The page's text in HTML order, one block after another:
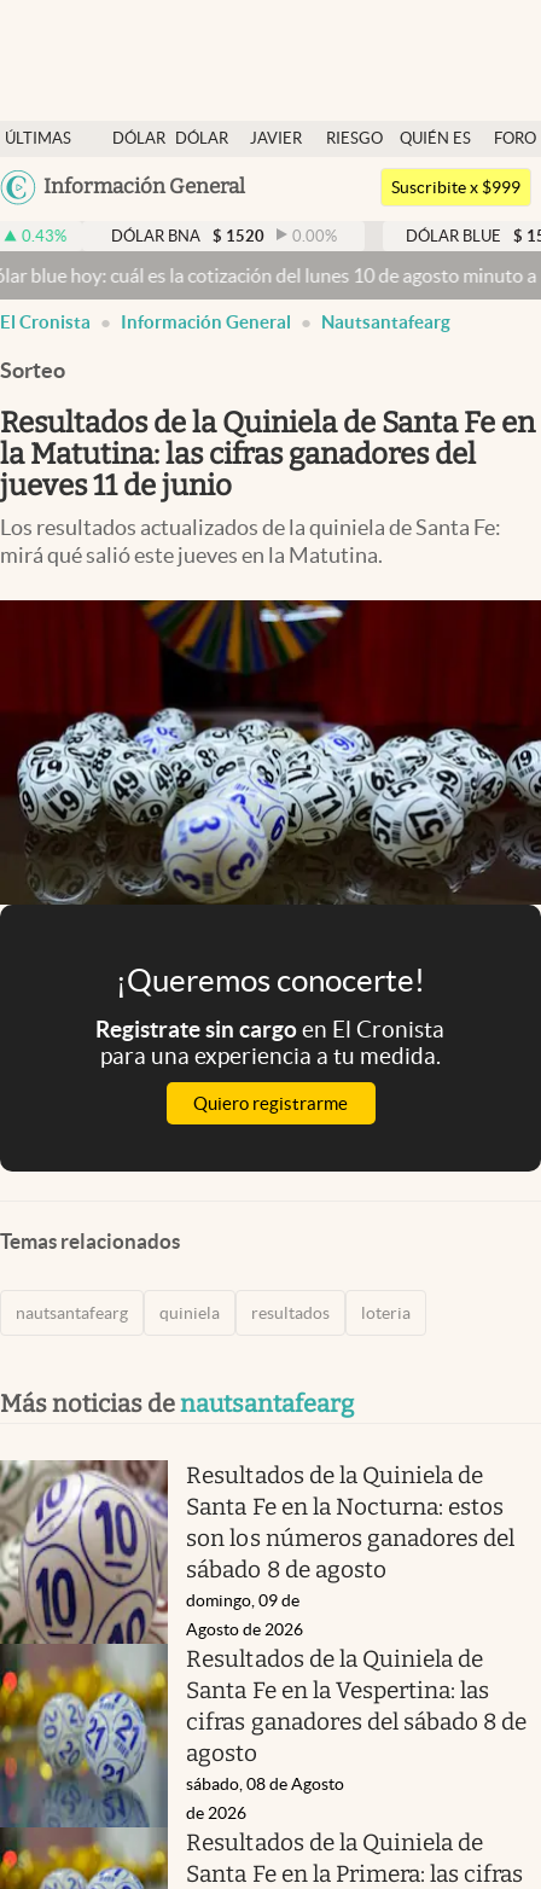
ÚLTIMAS
NOTICIAS
DÓLAR
DÓLAR
JAVIER
RIESGO
QUIÉN ES
QUIÉN
FORO
Argentina
México
Colombia
Información General
Dólar
Members
Economía y Política
Finanzas y Mercados
Mercados Online
Negocios
Columnistas
Otras secciones
Infotechnology
Clase
Eventos Corporativos
El Cronista Studio
Mediakit
abre en nueva pestaña
Argentina
Suscribite x $999
DÓLAR BNA $ 1520 0.00% DÓLAR BLUE $ 1525 -0.33
cuál es la cotización del lunes 10 de agosto minuto a minuto
El Cronista Información General Nautsantafearg
Sorteo
Resultados de la Quiniela de Santa Fe en
la Matutina: las cifras ganadores del
jueves 11 de junio
Los resultados actualizados de la quiniela de Santa Fe:
mirá qué salió este jueves en la Matutina.
¡Queremos conocerte!
Registrate sin cargoen El Cronista
para una experiencia a tu medida.
Quiero registrarme
Temas relacionados
nautsantafearg quiniela resultados loteria
Más noticias denautsantafearg
Resultados de la Quiniela de
Santa Fe en la Nocturna: estos
son los números ganadores del
sábado 8 de agosto
domingo, 09 de
Agosto de 2026
Resultados de la Quiniela de
Santa Fe en la Vespertina: las
cifras ganadores del sábado 8 de
agosto
sábado, 08 de Agosto
de 2026
Resultados de la Quiniela de
Santa Fe en la Primera: las cifras